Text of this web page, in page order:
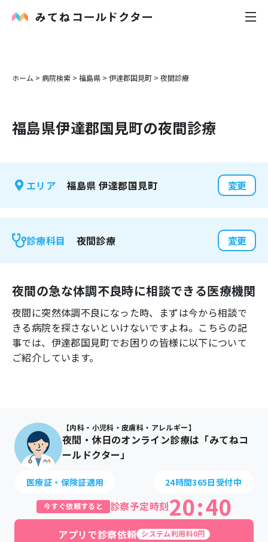
内科
花粉症
感染症
よくあるご質問
ホーム > 病院検索 > 福島県 > 伊達郡国見町 > 夜間診療
福島県伊達郡国見町の夜間診療
エリア 福島県 伊達郡国見町 変更
診療科目 夜間診療 変更
夜間の急な体調不良時に相談できる医療機関
夜間に突然体調不良になった時、まずは今から相談で
きる病院を探さないといけないですよね。こちらの記
事では、 伊達郡国見町でお困りの皆様に以下について
ご紹介しています。
【内科・小児科・皮膚科・アレルギー】
夜間・休日のオンライン診療は「みてねコ
ールドクター」
医療証・保険証適用 24時間365日受付中
今すぐ依頼すると 診察予定時刻20:40
アプリで診察依頼 システム利用料0円